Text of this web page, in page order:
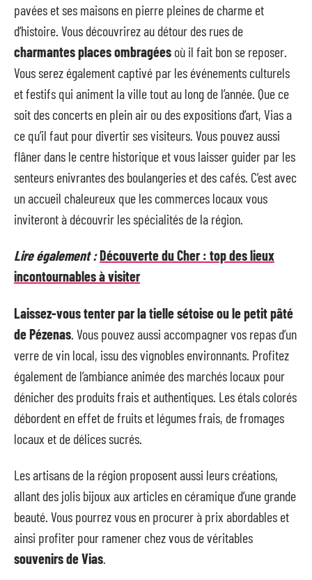
pavées et ses maisons en pierre pleines de charme et
d’histoire. Vous découvrirez au détour des rues de
charmantes places ombragées où il fait bon se reposer.
Vous serez également captivé par les événements culturels
et festifs qui animent la ville tout au long de l’année. Que ce
soit des concerts en plein air ou des expositions d’art, Vias a
ce qu’il faut pour divertir ses visiteurs. Vous pouvez aussi
flâner dans le centre historique et vous laisser guider par les
senteurs enivrantes des boulangeries et des cafés. C’est avec
un accueil chaleureux que les commerces locaux vous
inviteront à découvrir les spécialités de la région.
Lire également :Découverte du Cher : top des lieux
incontournables à visiter
Laissez-vous tenter par la tielle sétoise ou le petit pâté
de Pézenas . Vous pouvez aussi accompagner vos repas d’un
verre de vin local, issu des vignobles environnants. Profitez
également de l’ambiance animée des marchés locaux pour
dénicher des produits frais et authentiques. Les étals colorés
débordent en effet de fruits et légumes frais, de fromages
locaux et de délices sucrés.
Les artisans de la région proposent aussi leurs créations,
allant des jolis bijoux aux articles en céramique d’une grande
beauté. Vous pourrez vous en procurer à prix abordables et
ainsi profiter pour ramener chez vous de véritables
souvenirs de Vias.